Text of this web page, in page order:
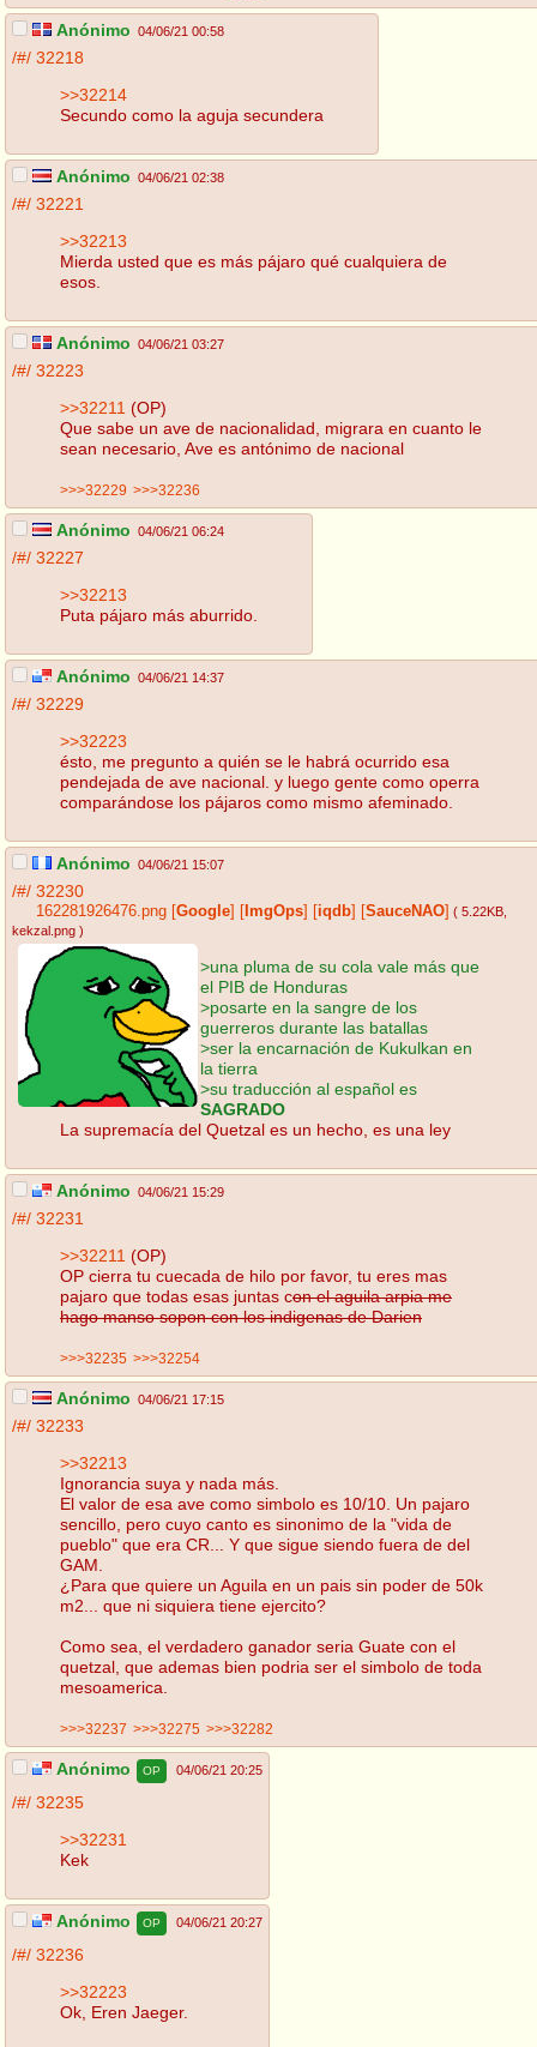
Anónimo 04/06/21 00:58
/#/ 32218
>>32214
Secundo como la aguja secundera
Anónimo 04/06/21 02:38
/#/ 32221
>>32213
Mierda usted que es más pájaro qué cualquiera de
esos.
Anónimo 04/06/21 03:27
/#/ 32223
>>32211 (OP)
Que sabe un ave de nacionalidad, migrara en cuanto le
sean necesario, Ave es antónimo de nacional
>>>32229 >>>32236
Anónimo 04/06/21 06:24
/#/ 32227
>>32213
Puta pájaro más aburrido.
Anónimo 04/06/21 14:37
/#/ 32229
>>32223
ésto, me pregunto a quién se le habrá ocurrido esa
pendejada de ave nacional. y luego gente como operra
comparándose los pájaros como mismo afeminado.
Anónimo 04/06/21 15:07
/#/ 32230
162281926476.png Google ImgOps iqdb SauceNAO ( 5.22KB,
kekzal.png )
>una pluma de su cola vale más que
el PIB de Honduras
>posarte en la sangre de los
guerreros durante las batallas
>ser la encarnación de Kukulkan en
la tierra
>su traducción al español es
SAGRADO
La supremacía del Quetzal es un hecho, es una ley
Anónimo 04/06/21 15:29
/#/ 32231
>>32211 (OP)
OP cierra tu cuecada de hilo por favor, tu eres mas
pajaro que todas esas juntas con el aguila arpia me
hago manso sopon con los indigenas de Darien
>>>32235 >>>32254
Anónimo 04/06/21 17:15
/#/ 32233
>>32213
Ignorancia suya y nada más.
El valor de esa ave como simbolo es 10/10. Un pajaro
sencillo, pero cuyo canto es sinonimo de la "vida de
pueblo" que era CR... Y que sigue siendo fuera de del
GAM.
¿Para que quiere un Aguila en un pais sin poder de 50k
m2... que ni siquiera tiene ejercito?
Como sea, el verdadero ganador seria Guate con el
quetzal, que ademas bien podria ser el simbolo de toda
mesoamerica.
>>>32237 >>>32275 >>>32282
Anónimo OP 04/06/21 20:25
/#/ 32235
>>32231
Kek
Anónimo OP 04/06/21 20:27
/#/ 32236
>>32223
Ok, Eren Jaeger.